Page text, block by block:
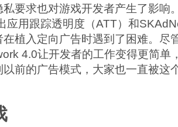
私要求也对游戏开发者产生了影响
应用跟踪透明度（ATT）和
在植入定向广告时遇到了困难。尽
4.0让开发者的工作变得更简单
以前的广告模式，大家也一直被这